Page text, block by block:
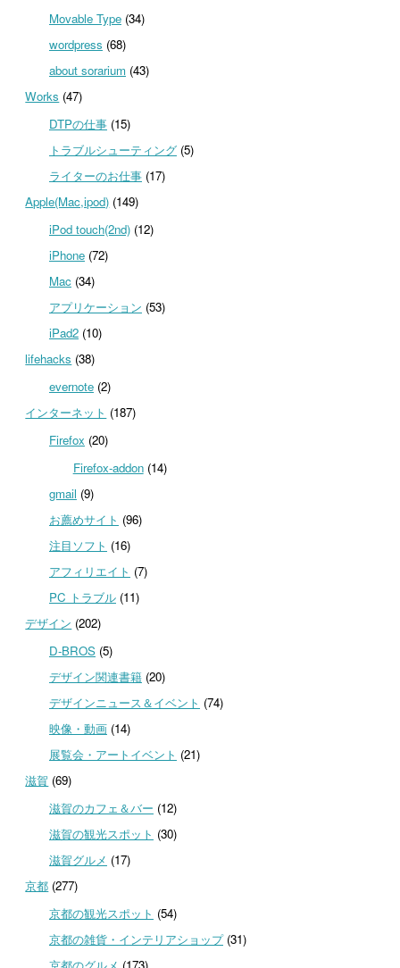
Movable Type(34)
wordpress (68)
about sorarium(43)
Works (47)
DTPの仕事(15)
トラブルシューティング(5)
ライターのお仕事(17)
Apple(Mac,ipod) (149)
iPod touch(2nd)(12)
iPhone(72)
Mac(34)
アプリケーション (53)
iPad2(10)
lifehacks (38)
evernote(2)
インターネット (187)
Firefox (20)
Firefox-addon(14)
gmail (9)
お薦めサイト (96)
注目ソフト (16)
アフィリエイト (7)
PC トラブル(11)
デザイン (202)
D-BROS(5)
デザイン関連書籍(20)
デザインニュース＆イベント (74)
映像・動画(14)
展覧会・アートイベント (21)
滋賀 (69)
滋賀のカフェ＆バー (12)
滋賀の観光スポット (30)
滋賀グルメ (17)
京都 (277)
京都の観光スポット (54)
京都の雑貨・インテリアショップ(31)